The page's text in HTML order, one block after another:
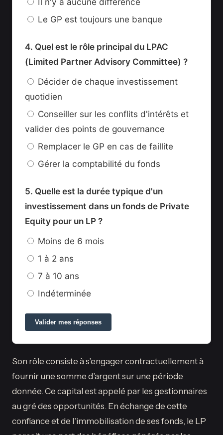
Le GP est toujours une banque
4. Quel est le rôle principal du LPAC
(Limited Partner Advisory Committee) ?
Décider de chaque investissement
quotidien
Conseiller sur les conflits d'intérêts et
valider des points de gouvernance
Remplacer le GP en cas de faillite
Gérer la comptabilité du fonds
5. Quelle est la durée typique d'un
investissement dans un fonds de Private
Equity pour un LP ?
Moins de 6 mois
1 à 2 ans
7 à 10 ans
Indéterminée
Valider mes réponses
Son rôle consiste à s’engager contractuellement à
fournir une somme d’argent sur une période
donnée. Ce capital est appelé par les gestionnaires
au gré des opportunités. En échange de cette
confiance et de l’immobilisation de ses fonds, le LP